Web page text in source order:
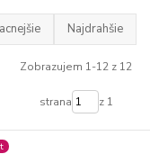
Najdrahšie
Zobrazujem 1-12 z 12
strana z 1